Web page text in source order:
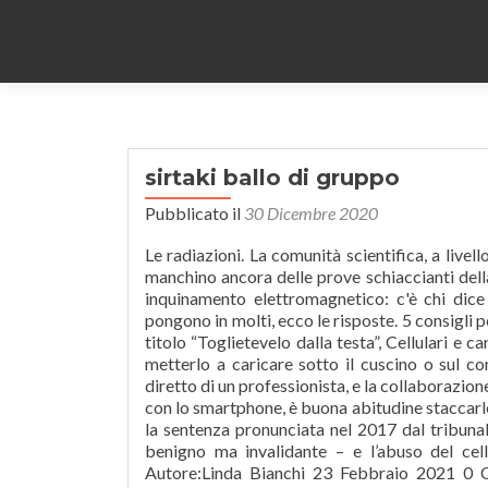
sirtaki ballo di gruppo
Pubblicato il 30 Dicembre 2020
Le radiazioni. La comunità scientifica, a livello internazionale, non ha ancora dato un verdetto definitivo, e sebbene manchino ancora delle prove schiaccianti della correlazione tra i tumori cerebrali (o alla testa o al … Elevare i limiti inquinamento elettromagnetico: c'è chi dice no! Quando è spento emana radiazioni?Queste le domande che si pongono in molti, ecco le risposte. 5 consigli per limitare gli effetti nocivi dei telefoni cellulari, Riccardo Staglianò dal titolo “Toglietevelo dalla testa”, Cellulari e cancro? Ti sei mai chiesto se fa male tenerlo acceso di notte? Evitare di metterlo a caricare sotto il cuscino o sul comodino. Le patologie e alcuni stati fisiologici richiedono l’intervento diretto di un professionista, e la collaborazione del medico curante. Non posizionate mai l’orecchio a contatto diretto con lo smartphone, è buona abitudine staccarlo di almeno 4 cm. Per i giudici di secondo grado, che hanno confermato la sentenza pronunciata nel 2017 dal tribunale di Ivrea, c’è un nesso di causa-effetto tra quel tumore al cervello – benigno ma invalidante – e l’abuso del cellulare. E non lasciatelo in carica per una notte intera. Le risposte, Autore:Linda Bianchi 23 Febbraio 2021 0 Commenti. (Un purista direbbe che anche quando è spento, irradia comunque calore più o meno come un corpo nero. Il tuo indirizzo email non sarà pubblicato. (quelle tipiche dei cellulari) non sono così potenti da nuocere alla tua salute, purchè comunque tu faccia tesoro di alcuni importanti accorgimenti. Un lieve aumento di rischio è stato segnalato dai risultati di alcuni studi solo per il neurinoma, un tumore benigno del nervo acustico e il glioma, un tumore del cervello. 3. Il tuo indirizzo email non sarà pubblicato. ed uno stile di vita salutare. Fai telefonate brevi, soprattutto quando la linea è disturbata e il telefono è costretto a lavorare a piena potenza, con maggiore emissione di radiazioni. Purtroppo ho scoperto che questo fantastico cellulare ha una grave pecca, ovvero che a cellulare spento la sveglia non suona.. voi conoscete una app Le radiazioni emanate dagli smartphone sono davvero pericolose e per nulla consigliabili. Anche le cuffie per la musica senza fili hanno questo problema bisogna prestare attenzione. Il risultato di uno studio del Journal of Microscopy e Ultrastructure, Cellulare nella tasca dei pantaloni : contribuisce alla sterilità, Test ISET: come scoprire il cancro prima della sua formazione. Se volete provarla questo e’ il link: https://play.google.com/store/apps/details?id=com.proximityswitcher, Salve. In realtà anche da acceso le emissioni S.A.R. Tempo fa, un amico di famiglia era ad una cena con colleghi di lavoro e uno di essi lo ha raggirato con il vecchio trucco del piegamento del braccio: gli ha fatto stendere il braccio davanti a sé e, in questa iterazione della truffa, ha provato a piegarglielo con e senza il cellulare vicino al corpo. In Francia non a caso è vietata la pubblicità dei telefoni cellulari rivolta ai minori di 14 anni. L’importante è non abusare delle tecnologie che adottano sistemi wireless e onde radio. Fatte queste premesse eccovi i dieci consigli per limitare i rischi dei cellulari. La ricerca è stata condotta su cavie gravide, e si è svolta posizionando su una gabbia, un cellulare silenzioso ma con una chiamata attivata e sull’altra gabbia un cellulare spento. 1. ... Quello che possiamo affermare con certezza per ora è che le radiazioni del cellulare sono state classificate come sostanze cancerogene di livello 2b, da utilizzare pertanto con parsimonia e con tutte le dovute precauzioni. Quindi se avete uno smartphone appartenente a quelli con elevate emissioni di Sar, fate attenzioni ed utilizzate tutti gli accorgimenti del caso. Do il mio consenso affinché un cookie salvi i miei dati (nome, email, sito web) per il